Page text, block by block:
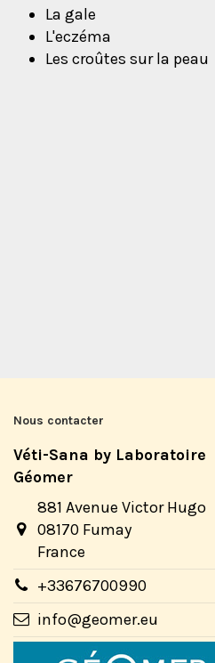
La gale
L'eczéma
Les croûtes sur la peau
Nous contacter
Véti-Sana by Laboratoire
Géomer
881 Avenue Victor Hugo
08170 Fumay
France
+33676700990
info@geomer.eu